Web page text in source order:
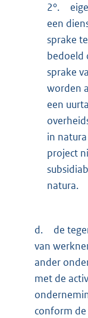
2°.
een
sprake
bedoeld
sprake
worden
een
in
project
natura.
d.
de
van
ander
met de
conform